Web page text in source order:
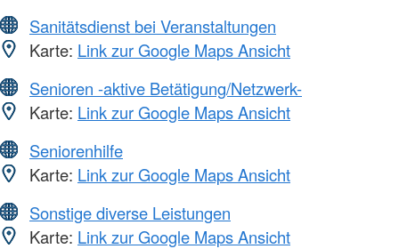
Sanitätsdienst bei Veranstaltungen
Karte: Link zur Google Maps Ansicht
Senioren -aktive Betätigung/Netzwerk-
Karte: Link zur Google Maps Ansicht
Seniorenhilfe
Karte: Link zur Google Maps Ansicht
Sonstige diverse Leistungen
Karte: Link zur Google Maps Ansicht